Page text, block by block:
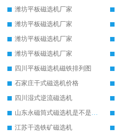
潍坊平板磁选机厂家
潍坊平板磁选机厂家
潍坊平板磁选机厂家
潍坊平板磁选机厂家
四川平板磁选机磁铁排列图
石家庄干式磁选机价格
四川湿式逆流磁选机
山东永磁筒式磁选机是不是强磁
江苏干选铁矿磁选机